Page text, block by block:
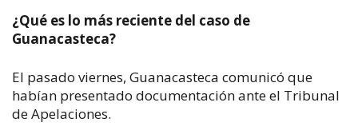
¿Qué es lo más reciente del caso de
Guanacasteca?
El pasado viernes, Guanacasteca comunicó que
habían presentado documentación ante el Tribunal
de Apelaciones.